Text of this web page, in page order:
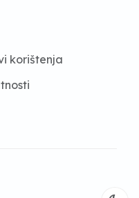
korištenja